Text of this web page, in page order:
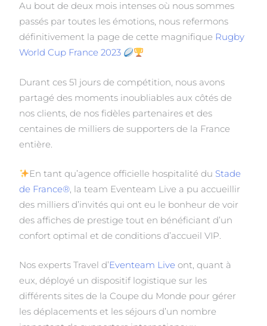
Au bout de deux mois intenses où nous sommes
passés par toutes les émotions, nous refermons
définitivement la page de cette magnifique Rugby
World Cup France 2023
Durant ces 51 jours de compétition, nous avons
partagé des moments inoubliables aux côtés de
nos clients, de nos fidèles partenaires et des
centaines de milliers de supporters de la France
entière.
En tant qu’agence officielle hospitalité du Stade
de France®, la team Eventeam Live a pu accueillir
des milliers d’invités qui ont eu le bonheur de voir
des affiches de prestige tout en bénéficiant d’un
confort optimal et de conditions d’accueil VIP.
Nos experts Travel d’Eventeam Live ont, quant à
eux, déployé un dispositif logistique sur les
différents sites de la Coupe du Monde pour gérer
les déplacements et les séjours d’un nombre